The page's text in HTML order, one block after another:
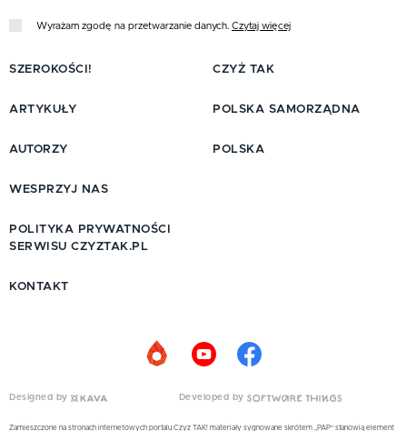
Wyrażam zgodę na przetwarzanie danych. Czytaj więcej
SZEROKOŚCI!
ARTYKUŁY
AUTORZY
CZYŻ TAK
POLSKA SAMORZĄDNA
POLSKA
WESPRZYJ NAS
POLITYKA PRYWATNOŚCI
SERWISU CZYZTAK.PL
KONTAKT
Designed by Developed by
Zamieszczone na stronach internetowych portalu Czyż TAK! materiały sygnowane skrótem „PAP” stanowią element